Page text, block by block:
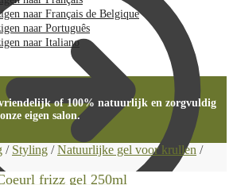
of 100% natuurlijk en zorgvuldig
eigen salon.
/ Styling /Natuurlijke gel voor krullen /